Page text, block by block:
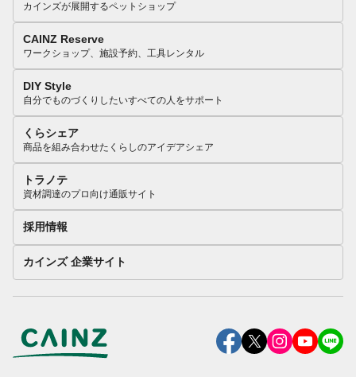
カインズが展開するペットショップ
CAINZ Reserve
ワークショップ、施設予約、工具レンタル
DIY Style
自分でものづくりしたいすべての人をサポート
くらシェア
商品を組み合わせたくらしのアイデアシェア
トラノテ
資材調達のプロ向け通販サイト
採用情報
カインズ 企業サイト